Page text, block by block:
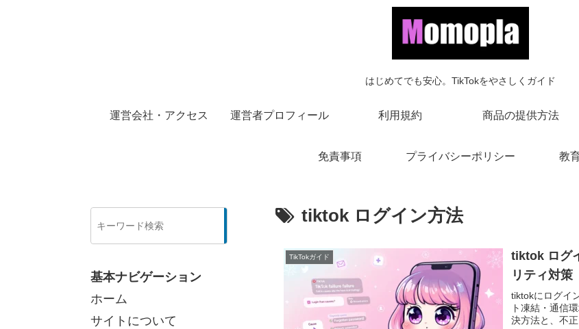
はじめてでも安心。TikTokをやさしくガイド
運営会社・アクセス 運営者プロフィール 利用規約 商品の提供方法
免責事項 プライバシーポリシー 教
tiktok ログイン方法
TikTokガイド
tiktok ログ
リティ対策
tiktokにログイ
ト凍結・通信
決方法と、不
基本ナビゲーション
ホーム
サイトについて